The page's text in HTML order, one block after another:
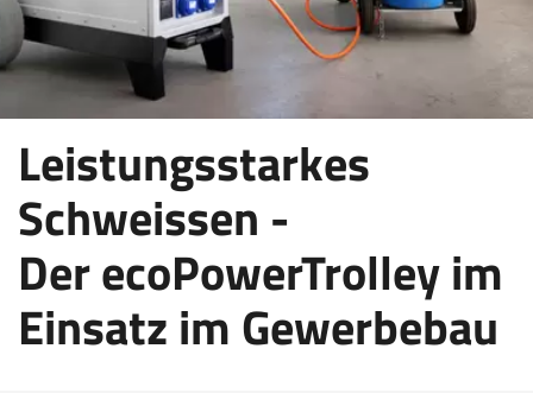
Leistungsstarkes
Schweissen -
Der ecoPowerTrolley im
Einsatz im Gewerbebau